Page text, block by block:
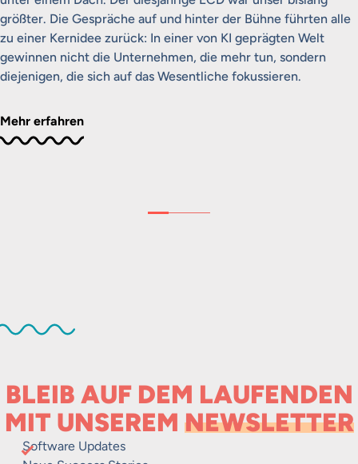
größter. Die Gespräche auf und hinter der Bühne führten alle
zu einer Kernidee zurück: In einer von KI geprägten Welt
gewinnen nicht die Unternehmen, die mehr tun, sondern
diejenigen, die sich auf das Wesentliche fokussieren.
Mehr erfahren
BLEIB AUF DEM LAUFENDEN
MIT UNSEREM NEWSLETTER
Software Updates